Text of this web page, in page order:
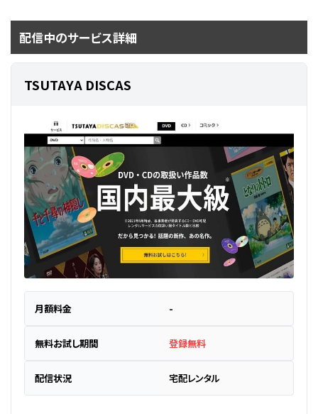
配信中のサービス詳細
TSUTAYA DISCAS
月額料金 -
無料お試し期間 登録無料
配信状況 宅配レンタル